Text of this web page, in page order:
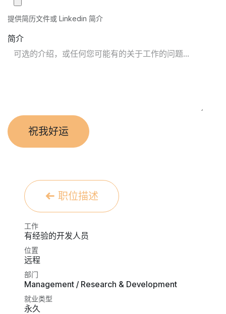
提供简历文件或 Linkedin 简介
简介
祝我好运
职位描述
工作
有经验的开发人员
位置
远程
部门
Management / Research & Development
就业类型
永久